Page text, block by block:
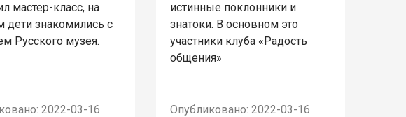
мастер-класс, на
дети знакомились с
Русского музея.
2022-03-16
истинные поклонники и
знатоки. В основном это
участники клуба «Радость
общения»
Опубликовано: 2022-03-16